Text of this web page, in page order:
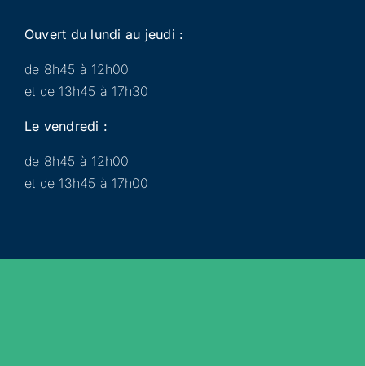
Ouvert du lundi au jeudi :
de 8h45 à 12h00
et de 13h45 à 17h30
Le vendredi :
de 8h45 à 12h00
et de 13h45 à 17h00